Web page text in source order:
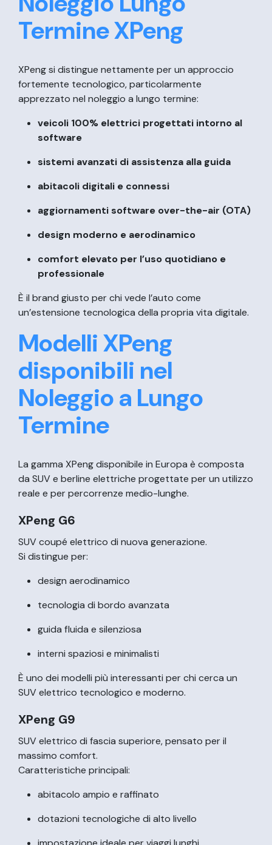
Termine XPeng
XPeng si distingue nettamente per un approccio
fortemente tecnologico, particolarmente
apprezzato nel noleggio a lungo termine:
veicoli 100% elettrici progettati intorno al
software
sistemi avanzati di assistenza alla guida
abitacoli digitali e connessi
aggiornamenti software over-the-air (OTA)
design moderno e aerodinamico
comfort elevato per l’uso quotidiano e
professionale
È il brand giusto per chi vede l’auto come
un’estensione tecnologica della propria vita digitale.
Modelli XPeng
disponibili nel
Noleggio a Lungo
Termine
La gamma XPeng disponibile in Europa è composta
da SUV e berline elettriche progettate per un utilizzo
reale e per percorrenze medio-lunghe.
XPeng G6
SUV coupé elettrico di nuova generazione.
Si distingue per:
design aerodinamico
tecnologia di bordo avanzata
guida fluida e silenziosa
interni spaziosi e minimalisti
È uno dei modelli più interessanti per chi cerca un
SUV elettrico tecnologico e moderno.
XPeng G9
SUV elettrico di fascia superiore, pensato per il
massimo comfort.
Caratteristiche principali:
abitacolo ampio e raffinato
dotazioni tecnologiche di alto livello